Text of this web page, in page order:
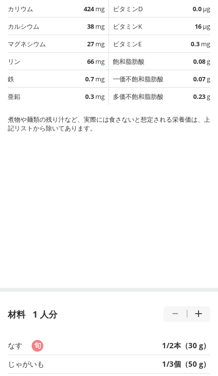
カリウム
424mg
カルシウム
38 mg
マグネシウム
27 mg
リン
66 mg
鉄
0.7 mg
亜鉛
0.3 mg
ビタミンD
0.0 µg
ビタミンK
16 µg
ビタミンE
0.3 mg
飽和脂肪酸
0.08g
一価不飽和脂肪酸
0.07g
多価不飽和脂肪酸
0.23g
煮物や麺類の残り汁など、実際には食さないと想定される栄養価は、上
記リストから除いてあります。
材料 1 人分
なす
1/2本（30 g）
じゃがいも
1/3個（50 g）